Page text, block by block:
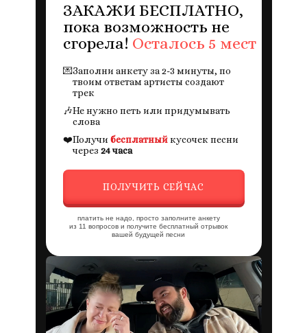
ЗАКАЖИ БЕСПЛАТНО,
пока возможность не
сгорела! Осталось 5 мест
💌Заполни анкету за 2-3 минуты, по
твоим ответам артисты создают
трек
🎶Не нужно петь или придумывать
слова
❤️Получи бесплатныйкусочек песни
через 24 часа
ПОЛУЧИТЬ СЕЙЧАС
платить не надо, просто заполните анкету
из 11 вопросов и получите бесплатный отрывок
вашей будущей песни